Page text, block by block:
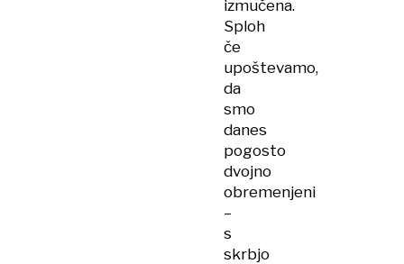
izmučena.
Sploh
če
upoštevamo,
da
smo
danes
pogosto
dvojno
obremenjeni
–
s
skrbjo